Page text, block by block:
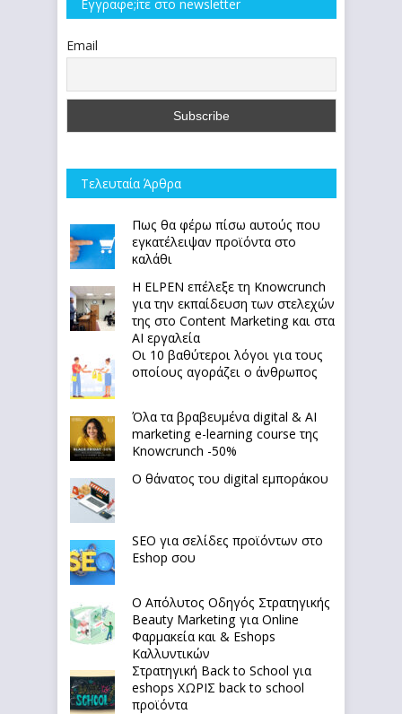
Εγγραφe;iτε στο newsletter
Email
Τελευταία Άρθρα
Πως θα φέρω πίσω αυτούς που
εγκατέλειψαν προϊόντα στο
καλάθι
Η ELPEN επέλεξε τη Knowcrunch
για την εκπαίδευση των στελεχών
της στο Content Marketing και στα
AI εργαλεία
Οι 10 βαθύτεροι λόγοι για τους
οποίους αγοράζει ο άνθρωπος
Όλα τα βραβευμένα digital & AI
marketing e-learning course της
Knowcrunch -50%
Ο θάνατος του digital εμποράκου
SEO για σελίδες προϊόντων στο
Eshop σου
Ο Απόλυτoς Οδηγός Στρατηγικής
Beauty Marketing για Online
Φαρμακεία και & Eshops
Καλλυντικών
Στρατηγική Back to School για
eshops ΧΩΡΙΣ back to school
προϊόντα